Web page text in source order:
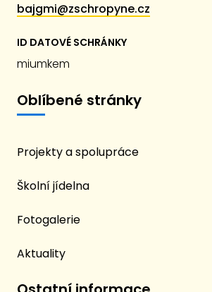
bajgmi@zschropyne.cz
ID DATOVÉ SCHRÁNKY
miumkem
Oblíbené stránky
Projekty a spolupráce
Školní jídelna
Fotogalerie
Aktuality